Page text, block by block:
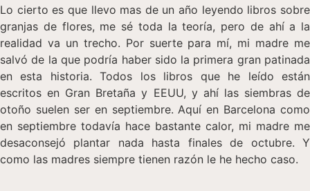
Lo cierto es que llevo mas de un año leyendo libros sobre
granjas de flores, me sé toda la teoría, pero de ahí a la
realidad va un trecho. Por suerte para mí, mi madre me
salvó de la que podría haber sido la primera gran patinada
en esta historia. Todos los libros que he leído están
escritos en Gran Bretaña y EEUU, y ahí las siembras de
otoño suelen ser en septiembre. Aquí en Barcelona como
en septiembre todavía hace bastante calor, mi madre me
desaconsejó plantar nada hasta finales de octubre. Y
como las madres siempre tienen razón le he hecho caso.